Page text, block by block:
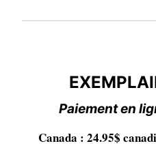
Paiement en
Canada : 24.95$